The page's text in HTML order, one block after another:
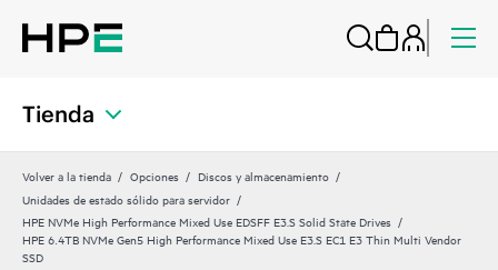
Tienda
Volver a la tienda Opciones
Discos y almacenamiento
Unidades de estado sólido para servidor
HPE NVMe High Performance Mixed Use EDSFF E3.S Solid State Drives
HPE 6.4TB NVMe Gen5 High Performance Mixed Use E3.S EC1 E3 Thin Multi Vendor
SSD